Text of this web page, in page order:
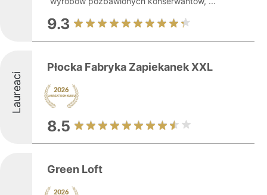
9.3
Laureaci
Płocka Fabryka Zapiekanek XXL
8.5
Green Loft